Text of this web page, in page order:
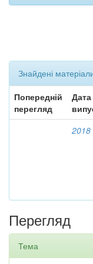
Знайдені
Попередній
перегляд
Дата
2018
Перегляд
Тема